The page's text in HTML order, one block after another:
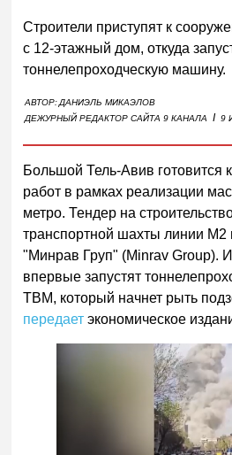
Строители приступят к
с 12-этажный дом, откуда
тоннелепроходческую машину.
АВТОР:ДАНИЭЛЬ МИКАЭЛОВ
ДЕЖУРНЫЙ РЕДАКТОР САЙТА 9 КАНАЛА
I 9
Большой Тель-Авив готовится
работ в рамках реализации
метро. Тендер на
транспортной шахты линии
"Минрав Груп" (Minrav Group).
впервые запустят
TBM, который начнет рыть
передает экономическое